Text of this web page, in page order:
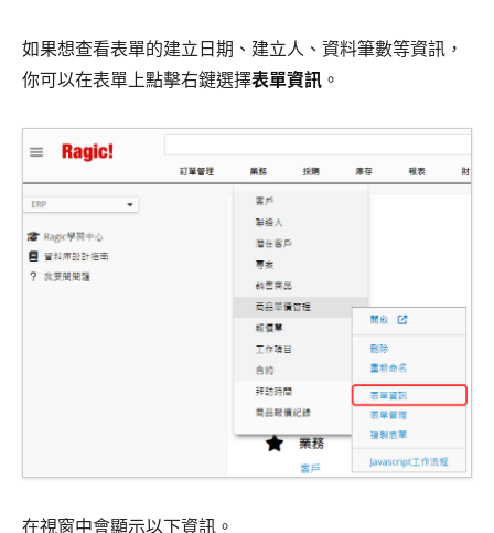
如果想查看表單的建立日期、建立人、資料筆數等資訊，
你可以在表單上點擊右鍵選擇表單資訊 。
在視窗中會顯示以下資訊。